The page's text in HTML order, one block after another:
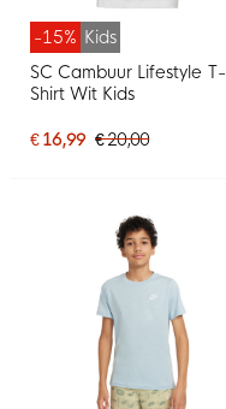
-15% Kids
SC Cambuur Lifestyle T-
Shirt Wit Kids
€ 16,99 € 20,00